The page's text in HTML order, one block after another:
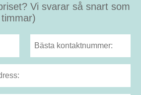
Vi svarar så snart som